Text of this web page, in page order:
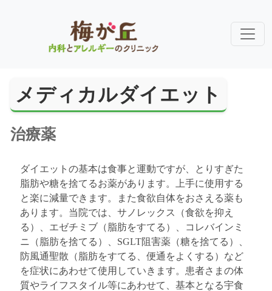
メディカルダイエット
治療薬
ダイエットの基本は食事と運動ですが、とりすぎた
脂肪や糖を捨てるお薬があります。上手に使用する
と楽に減量できます。また食欲自体をおさえる薬も
あります。当院では、サノレックス（食欲を抑え
る）、エゼチミブ（脂肪をすてる）、コレバインミ
ニ（脂肪を捨てる）、SGLT阻害薬（糖を捨てる）、
防風通聖散（脂肪をすてる、便通をよくする）など
を症状にあわせて使用していきます。患者さまの体
質やライフスタイル等にあわせて、基本となる宇食